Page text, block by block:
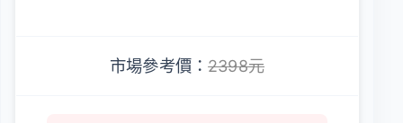
市場參考價：2398元